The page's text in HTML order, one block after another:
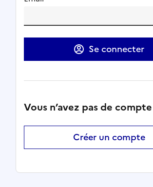
Se connecter
Vous n’avez pas de
Créer un compte